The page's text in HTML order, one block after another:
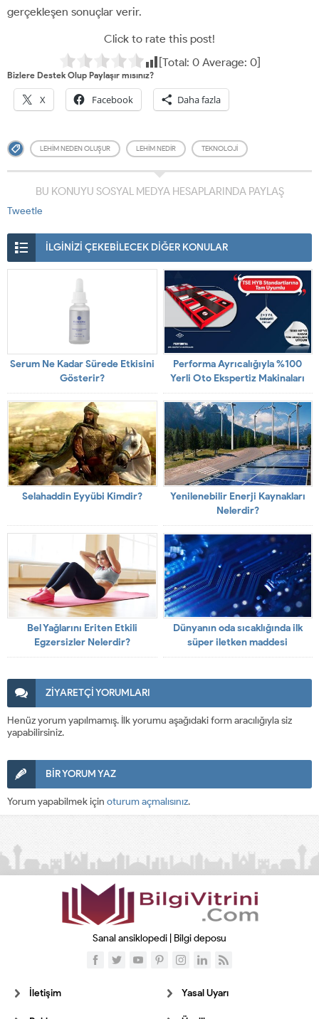
gerçekleşen sonuçlar verir.
Click to rate this post!
[Total: 0Average: 0]
Bizlere Destek Olup Paylaşır mısınız?
X Facebook Daha fazla
LEHIM NEDEN OLUŞUR LEHIM NEDIR TEKNOLOJI
BU KONUYU SOSYAL MEDYA HESAPLARINDA PAYLAŞ
Tweetle
İLGİNİZİ ÇEKEBİLECEK DİĞER KONULAR
Serum Ne Kadar Sürede Etkisini
Gösterir?
Performa Ayrıcalığıyla %100
Yerli Oto Ekspertiz Makinaları
Selahaddin Eyyübi Kimdir?
Yenilenebilir Enerji Kaynakları
Nelerdir?
Bel Yağlarını Eriten Etkili
Egzersizler Nelerdir?
Dünyanın oda sıcaklığında ilk
süper iletken maddesi
sentezlendi
ZİYARETÇİ YORUMLARI
Henüz yorum yapılmamış. İlk yorumu aşağıdaki form aracılığıyla siz
yapabilirsiniz.
BİR YORUM YAZ
Yorum yapabilmek için oturum açmalısınız.
Sanal ansiklopedi | Bilgi deposu
İletişim Yasal Uyarı